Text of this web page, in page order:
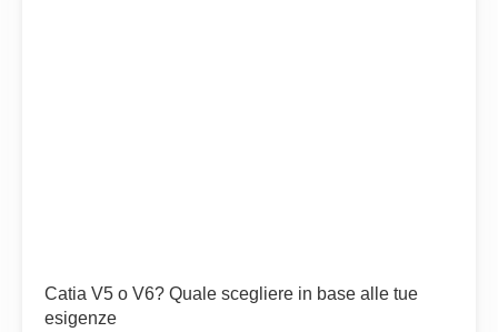
Catia V5 o V6? Quale scegliere in base alle tue
esigenze